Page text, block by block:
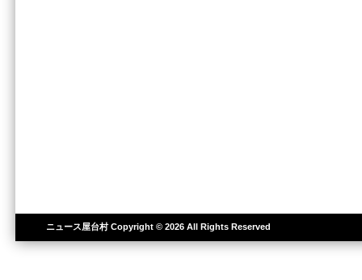
ニュース屋台村Copyright © 2026 All Rights Reserved